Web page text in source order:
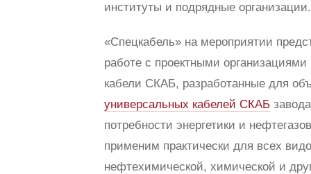
институты и подрядные организации.
«Спецкабель» на мероприятии
работе с проектными
кабели СКАБ, разработанные для
универсальных кабелей СКАБ
потребности энергетики и
применим практически для всех
нефтехимической, химической и